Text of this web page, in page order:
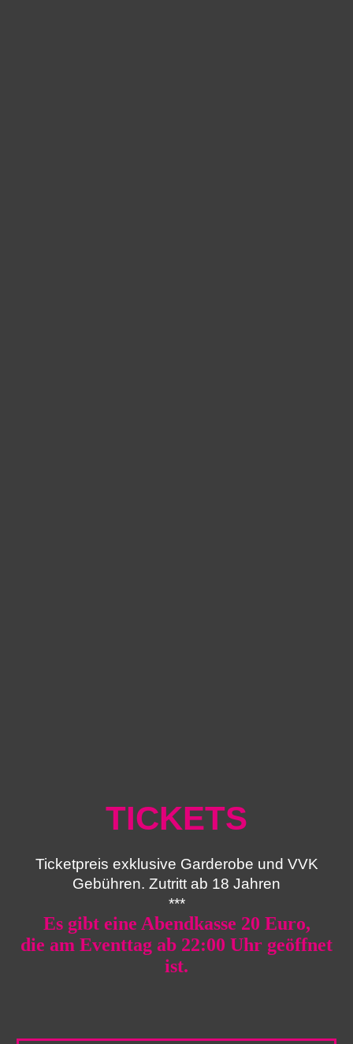
TICKETS
Ticketpreis exklusive Garderobe und VVK
Gebühren. Zutritt ab 18 Jahren
***
Es gibt eine Abendkasse 20 Euro,
die am Eventtag ab 22:00 Uhr geöffnet
ist.